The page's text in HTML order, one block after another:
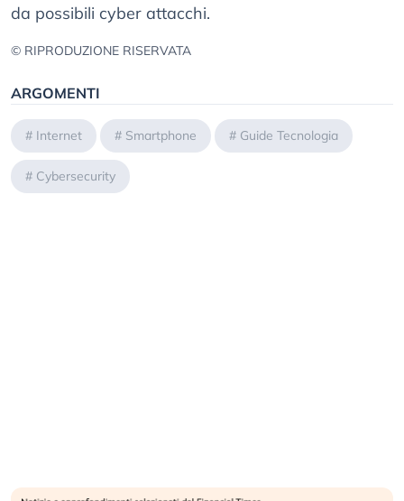
da possibili cyber attacchi.
© RIPRODUZIONE RISERVATA
ARGOMENTI
# Internet # Smartphone # Guide Tecnologia
# Cybersecurity